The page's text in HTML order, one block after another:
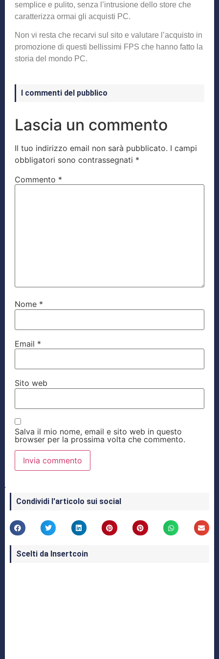
semplice e pulito, senza l’intrusione dello store che
caratterizza ormai gli acquisti PC.
Non vi resta che recarvi sul sito e valutare l’acquisto in
promozione di questi bellissimi FPS che hanno fatto la
storia del mondo PC.
I commenti del pubblico
Lascia un commento
Il tuo indirizzo email non sarà pubblicato. I campi
obbligatori sono contrassegnati *
Commento *
Nome *
Email *
Sito web
Salva il mio nome, email e sito web in questo
browser per la prossima volta che commento.
Condividi l'articolo sui social
Scelti da Insertcoin